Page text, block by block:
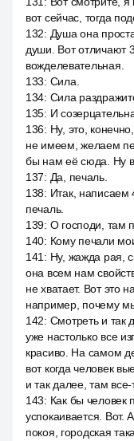
вот сейчас, тогда
132: Душа она
души. Вот отличают
вожделевательная.
133: Сила.
134: Сила
135: И
136: Ну, это,
не имеем, желаем
бы нам её сюда. Ну
137: Да, печаль.
138: Итак, написаем
печаль.
139: О господи, там
140: Кому печали
141 : Ну, жажда рая,
она всем нам
не хватает. Вот это
например, почему
142: Смотреть и так
уже настолько все
красиво. На самом
вот когда человек
и так далее, там
143: Как бы человек
успокаивается. Вот.
покоя, городская